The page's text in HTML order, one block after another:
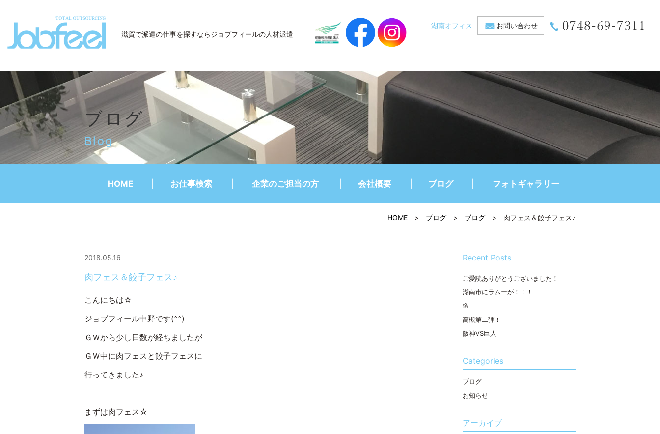
滋賀で派遣の仕事を探すならジョブフィールの人材派遣
湖南オフィス お問い合わせ
ブログ
Blog
HOME お仕事検索 企業のご担当の方 会社概要 ブログ フォトギャラリー
HOME > ブログ > ブログ > 肉フェス＆餃子フェス♪
2018.05.16
肉フェス＆餃子フェス♪
こんにちは☆
ジョブフィール中野です(^^)
ＧＷから少し日数が経ちましたが
ＧＷ中に肉フェスと餃子フェスに
行ってきました♪
まずは肉フェス☆
Recent Posts
ご愛読ありがとうございました！
湖南市にラムーが！！！
🌸
高槻第二弾！
阪神VS巨人
Categories
ブログ
お知らせ
アーカイブ